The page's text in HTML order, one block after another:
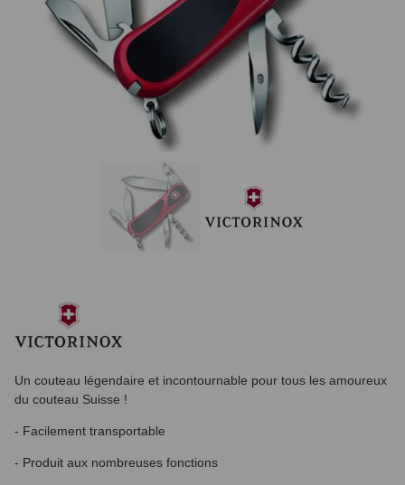
Un couteau légendaire et incontournable pour tous les amoureux
du couteau Suisse !
- Facilement transportable
- Produit aux nombreuses fonctions